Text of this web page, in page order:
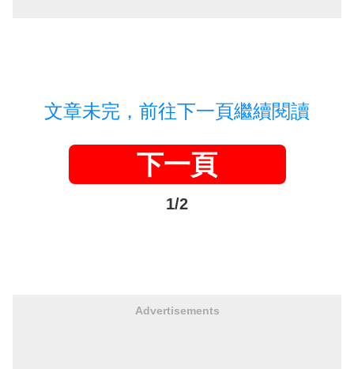
文章未完，前往下一頁繼續閱讀
下一頁
1/2
Advertisements